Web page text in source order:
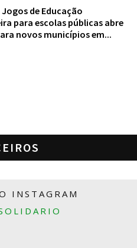
de Educação
para escolas públicas abre
novos municípios em...
INSTAGRAM